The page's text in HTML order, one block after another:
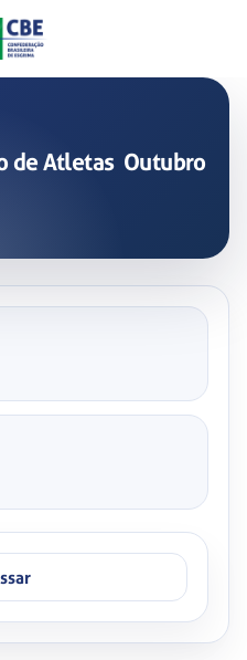
de Atletas ­ Outubro